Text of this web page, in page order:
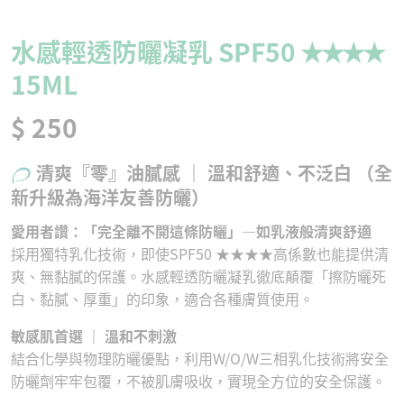
水感輕透防曬凝乳 SPF50 ✭✭✭✭
15ML
$ 250
清爽『零』油膩感 ｜ 溫和舒適、不泛白 （全
新升級為海洋友善防曬）
愛用者讚：「完全離不開這條防曬」—如乳液般清爽舒適
採用獨特乳化技術，即使SPF50 ★★★★高係數也能提供清
爽、無黏膩的保護。水感輕透防曬凝乳徹底顛覆「擦防曬死
白、黏膩、厚重」的印象，適合各種膚質使用。
敏感肌首選 ｜ 溫和不刺激
結合化學與物理防曬優點，利用W/O/W三相乳化技術將安全
防曬劑牢牢包覆，不被肌膚吸收，實現全方位的安全保護。